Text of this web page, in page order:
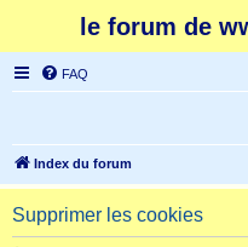
le forum de
FAQ
Index du forum
Supprimer les cookies